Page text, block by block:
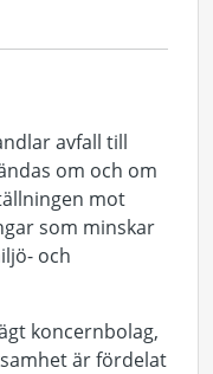
avfall till
om och om
mot
som minskar
och
koncernbolag,
är fördelat